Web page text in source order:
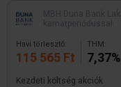
Havi törlesztő:
115 565 Ft
THM:
7,37%
Kezdeti költség akciók